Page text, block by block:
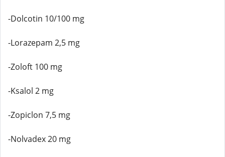
-Dolcotin 10/100 mg
-Lorazepam 2,5 mg
-Zoloft 100 mg
-Ksalol 2 mg
-Zopiclon 7,5 mg
-Nolvadex 20 mg